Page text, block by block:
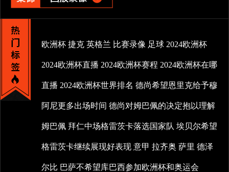
欧洲杯 捷克 英格兰 比赛录像 足球 2024欧洲杯
2024欧洲杯直播 2024欧洲杯赛程 2024欧洲杯在哪
直播 2024欧洲杯世界排名 德尚希望恩里克给予穆
阿尼更多出场时间 德尚对姆巴佩的决定抱以理解
姆巴佩 拜仁中场格雷茨卡落选国家队 埃贝尔希望
格雷茨卡继续展现好表现 意甲 拉齐奥 萨里 德泽
尔比 巴萨不希望库巴西参加欧洲杯和奥运会